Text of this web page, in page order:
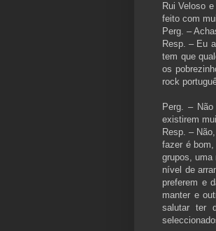
Rui Veloso
feito com
Perg. –
Resp. – Eu
tem que
os
rock
Perg. –
existirem
Resp. –
fazer é
grupos, uma
nível de
preferem e
manter e
salutar ter